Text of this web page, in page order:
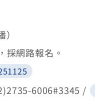
採網路報名。
6006#3345 /